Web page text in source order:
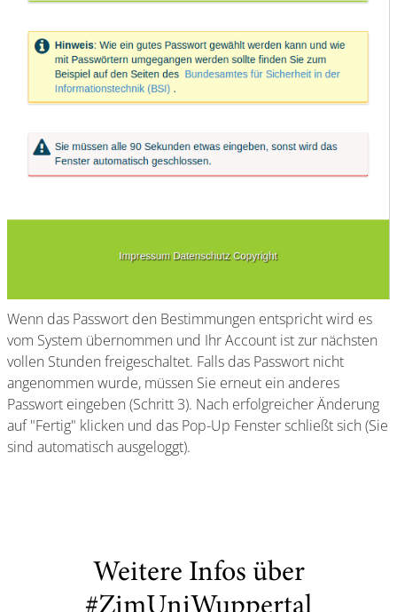
Wenn das Passwort den Bestimmungen entspricht wird es
vom System übernommen und Ihr Account ist zur nächsten
vollen Stunden freigeschaltet. Falls das Passwort nicht
angenommen wurde, müssen Sie erneut ein anderes
Passwort eingeben (Schritt 3). Nach erfolgreicher Änderung
auf "Fertig" klicken und das Pop-Up Fenster schließt sich (Sie
sind automatisch ausgeloggt).
Weitere Infos über